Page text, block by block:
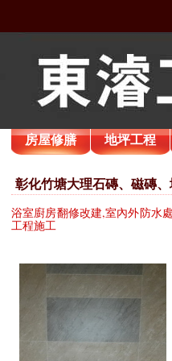
房屋修膳 地坪工程
彰化竹塘大理石磚、磁磚
浴室廚房翻修改建,室內外防水
工程施工